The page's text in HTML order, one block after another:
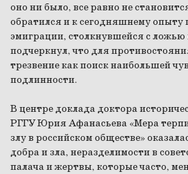
оно ни было, все равно не
обратился и к сегодняшнему опыту
эмиграции, столкнувшейся с ложью
подчеркнул, что для
трезвение как поиск наибольшей
подлинности.
В центре доклада доктора
РГГУ Юрия Афанасьева «Мера
злу в российском обществе»
добра и зла, неразделимости в
палача и жертвы, которые часто,